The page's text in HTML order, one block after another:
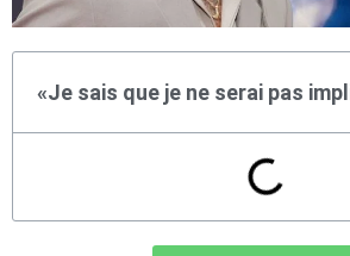
«Je sais que je ne serai pas